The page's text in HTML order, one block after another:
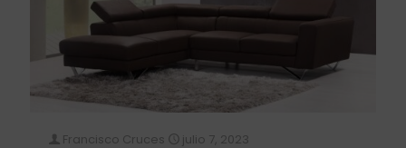
Francisco Cruces julio 7, 2023